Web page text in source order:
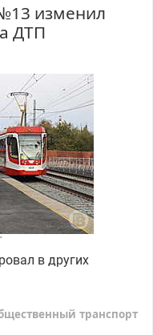
изменил
ДТП
в других
транспорт